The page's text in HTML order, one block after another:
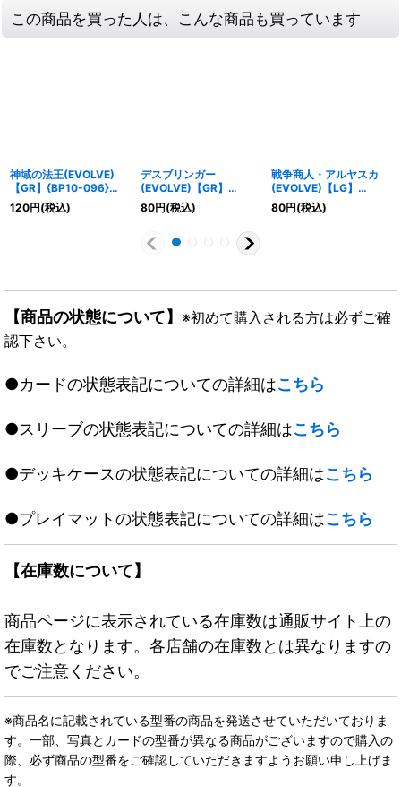
この商品を買った人は、こんな商品も買っています
神域の法王(EVOLVE)
【GR】{BP10-096}
《ビショップ》
120円(税込)
デスブリンガー
(EVOLVE)【GR】
{BP10-079}《ナイトメ
ア》
80円(税込)
戦争商人・アルヤスカ
(EVOLVE)【LG】
{BP10-022}《ロイヤ
ル》
80円(税込)
【商品の状態について】 ※初めて購入される方は必ずご確
認下さい。
●カードの状態表記についての詳細はこちら
●スリーブの状態表記についての詳細はこちら
●デッキケースの状態表記についての詳細はこちら
●プレイマットの状態表記についての詳細はこちら
【在庫数について】
商品ページに表示されている在庫数は通販サイト上の
在庫数となります。各店舗の在庫数とは異なりますの
でご注意ください。
※商品名に記載されている型番の商品を発送させていただいておりま
す。一部、写真とカードの型番が異なる商品がございますので購入の
際、必ず商品の型番をご確認していただきますようお願い申し上げま
す。